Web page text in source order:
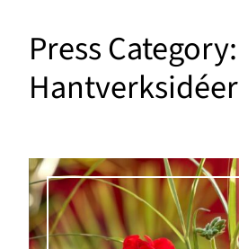
Press Category:
Hantverksidéer